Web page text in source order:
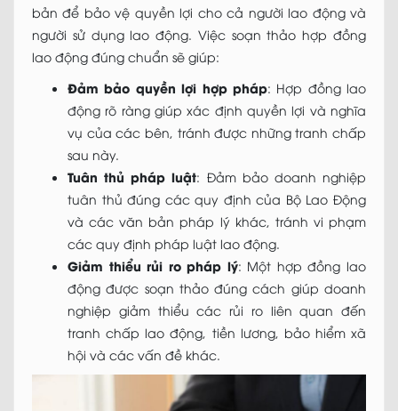
bản để bảo vệ quyền lợi cho cả người lao động và
người sử dụng lao động. Việc soạn thảo hợp đồng
lao động đúng chuẩn sẽ giúp:
Đảm bảo quyền lợi hợp pháp: Hợp đồng lao
động rõ ràng giúp xác định quyền lợi và nghĩa
vụ của các bên, tránh được những tranh chấp
sau này.
Tuân thủ pháp luật: Đảm bảo doanh nghiệp
tuân thủ đúng các quy định của Bộ Lao Động
và các văn bản pháp lý khác, tránh vi phạm
các quy định pháp luật lao động.
Giảm thiểu rủi ro pháp lý: Một hợp đồng lao
động được soạn thảo đúng cách giúp doanh
nghiệp giảm thiểu các rủi ro liên quan đến
tranh chấp lao động, tiền lương, bảo hiểm xã
hội và các vấn đề khác.